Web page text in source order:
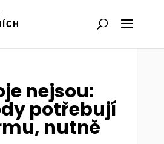
nejsou:
potřebují
nutně